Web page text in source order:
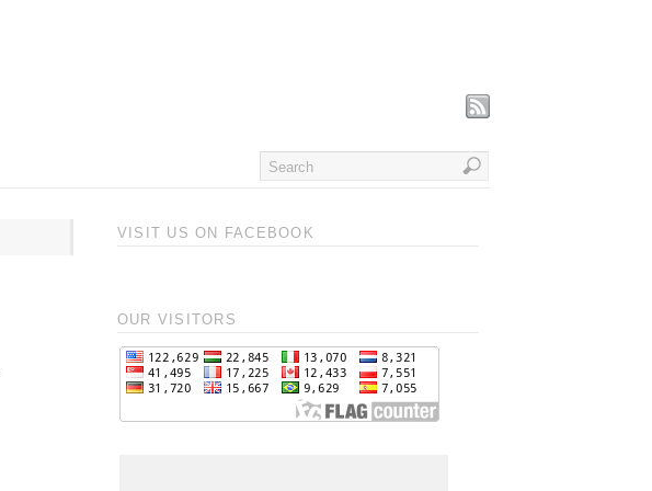
VISIT US ON FACEBOOK
OUR VISITORS